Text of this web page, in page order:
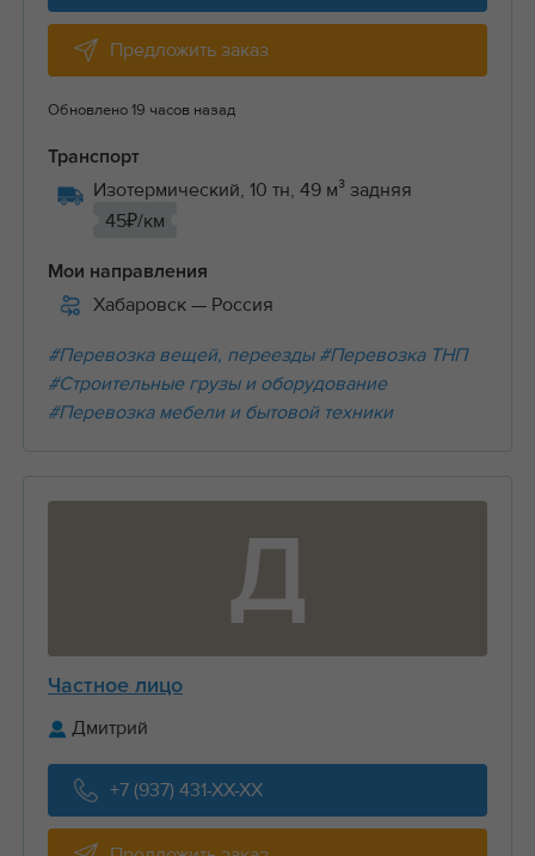
Предложить заказ
Обновлено 19 часов назад
Транспорт
Изотермический, 10 тн, 49 м³ задняя
45₽/км
Мои направления
Хабаровск — Россия
#Перевозка вещей, переезды #Перевозка ТНП
#Строительные грузы и оборудование
#Перевозка мебели и бытовой техники
Д
Частное лицо
Дмитрий
+7 (937) 431-XX-XX